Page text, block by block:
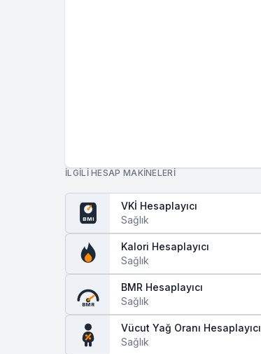
İLGILI HESAP MAKINELERI
BMI
VKİ Hesaplayıcı
Sağlık
Kalori Hesaplayıcı
Sağlık
BMR
BMR Hesaplayıcı
Sağlık
Vücut Yağ Oranı Hesaplayıcı
Sağlık